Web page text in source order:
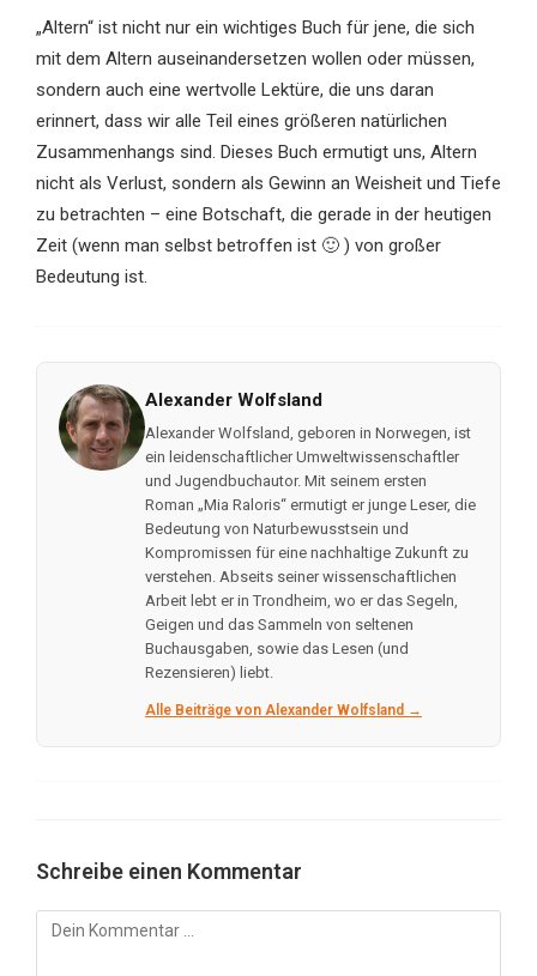
„Altern“ ist nicht nur ein wichtiges Buch für jene, die sich
mit dem Altern auseinandersetzen wollen oder müssen,
sondern auch eine wertvolle Lektüre, die uns daran
erinnert, dass wir alle Teil eines größeren natürlichen
Zusammenhangs sind. Dieses Buch ermutigt uns, Altern
nicht als Verlust, sondern als Gewinn an Weisheit und Tiefe
zu betrachten – eine Botschaft, die gerade in der heutigen
Zeit (wenn man selbst betroffen ist 🙂 ) von großer
Bedeutung ist.
Alexander Wolfsland
Alexander Wolfsland, geboren in Norwegen, ist
ein leidenschaftlicher Umweltwissenschaftler
und Jugendbuchautor. Mit seinem ersten
Roman „Mia Raloris“ ermutigt er junge Leser, die
Bedeutung von Naturbewusstsein und
Kompromissen für eine nachhaltige Zukunft zu
verstehen. Abseits seiner wissenschaftlichen
Arbeit lebt er in Trondheim, wo er das Segeln,
Geigen und das Sammeln von seltenen
Buchausgaben, sowie das Lesen (und
Rezensieren) liebt.
Alle Beiträge von Alexander Wolfsland →
Schreibe einen Kommentar
Kommentar